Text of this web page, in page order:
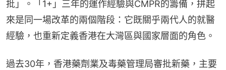
批」。「1+」三年的運作經驗與CMPR的籌備，拼起
來是同一場改革的兩個階段：它既關乎兩代人的就醫
經驗，也重新定義香港在大灣區與國家層面的角色。
過去30年，香港藥劑業及毒藥管理局審批新藥，主要